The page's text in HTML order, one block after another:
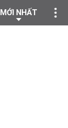
MỚI NHẤT